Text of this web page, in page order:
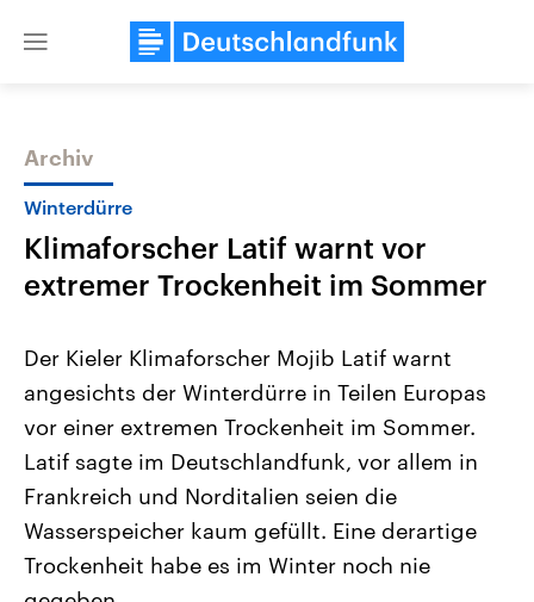
Close
Themen
Landtagswahl Sachsen-Anhalt
2026
Alle Informationen
Sachsen-Anhalt wählt am 6.
September 2026 einen neuen
Landtag. Seit 2021 wird das
Bundesland von einer Koalition aus
CDU, SPD und FDP regiert.-
Umfragen, Prognosen,
Wahlprogramme, aktuelle Berichte
USA
Aktuelle Beiträge,
Hintergründe
Wirtschaftlich und
gehören die Vereinigten
den mächtigsten Ländern
mit großem Einfluss auf
aktuelle Weltgeschehen.
Archiv
Winterdürre
Klimaforscher Latif warnt vor
extremer Trockenheit im Sommer
Der Kieler Klimaforscher Mojib Latif warnt
angesichts der Winterdürre in Teilen Europas
vor einer extremen Trockenheit im Sommer.
Latif sagte im Deutschlandfunk, vor allem in
Frankreich und Norditalien seien die
Wasserspeicher kaum gefüllt. Eine derartige
Trockenheit habe es im Winter noch nie